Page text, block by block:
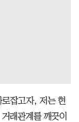
로잡고자, 저는 현
래관계를 깨끗이